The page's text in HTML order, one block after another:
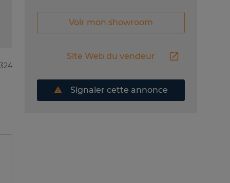
Voir mon showroom
Site Web du vendeur
Signaler cette annonce